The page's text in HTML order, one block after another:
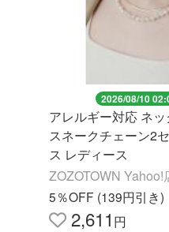
2026/08/10
アレルギー対応 ネ
スネークチェーン2
ス レディース
ZOZOTOWN Yahoo!
5％OFF (139円引き)
2,611 円